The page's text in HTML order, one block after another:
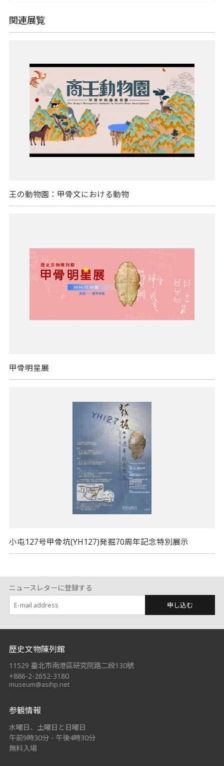
関連展覧
王の動物園：甲骨文における動物
甲骨明星展
小屯127号甲骨坑(YH127)発掘70周年記念特別展示
ニュースレターに登録する
申し込む
:::
歷史文物陳列館
11529 臺北市南港區研究院路二段130號
+886-2-2652-3180
museum@asihp.net
参観情報
水曜日、土曜日と日曜日
午前9時30分 - 午後4時30分
無料入場